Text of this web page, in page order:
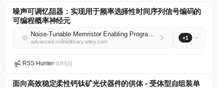
噪声可调忆阻器：实现用于频率选择性时间序列信号编码的
可编程概率神经元
Noise‐Tunable Memristor Enabling Programmable Probabilistic Neurons for Frequency‐Selective Time‐Series Signal Encoding
advanced.onlinelibrary.wiley.com
+1
RSS Hunter•8月5日
面向高效稳定柔性钙钛矿光伏器件的供体 - 受体型自组装单